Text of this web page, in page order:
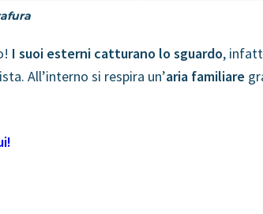
I suoi esterni catturano lo sguardo,
All’interno si respira un’aria familiare